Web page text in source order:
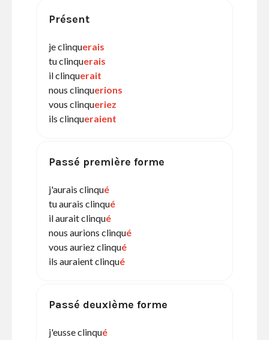
Présent
je clinquerais
tu clinquerais
il clinquerait
nous clinquerions
vous clinqueriez
ils clinqueraient
Passé première forme
j'aurais clinqué
tu aurais clinqué
il aurait clinqué
nous aurions clinqué
vous auriez clinqué
ils auraient clinqué
Passé deuxième forme
j'eusse clinqué